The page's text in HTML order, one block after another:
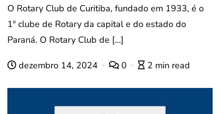
O Rotary Club de Curitiba, fundado em 1933, é o
1º clube de Rotary da capital e do estado do
Paraná. O Rotary Club de […]
dezembro 14, 2024 0 2 min read